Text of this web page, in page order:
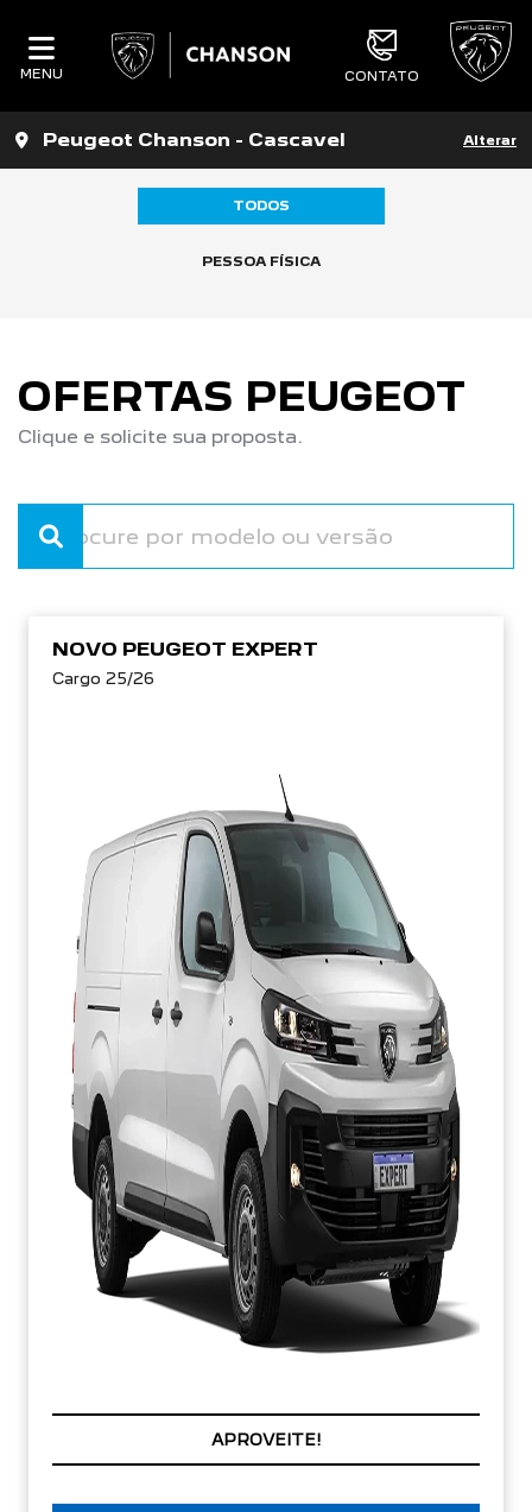
MENU CONTATO
Peugeot Chanson - Cascavel Alterar
TODOS
PESSOA FÍSICA
OFERTAS PEUGEOT
Clique e solicite sua proposta.
NOVO PEUGEOT EXPERT
Cargo 25/26
APROVEITE!